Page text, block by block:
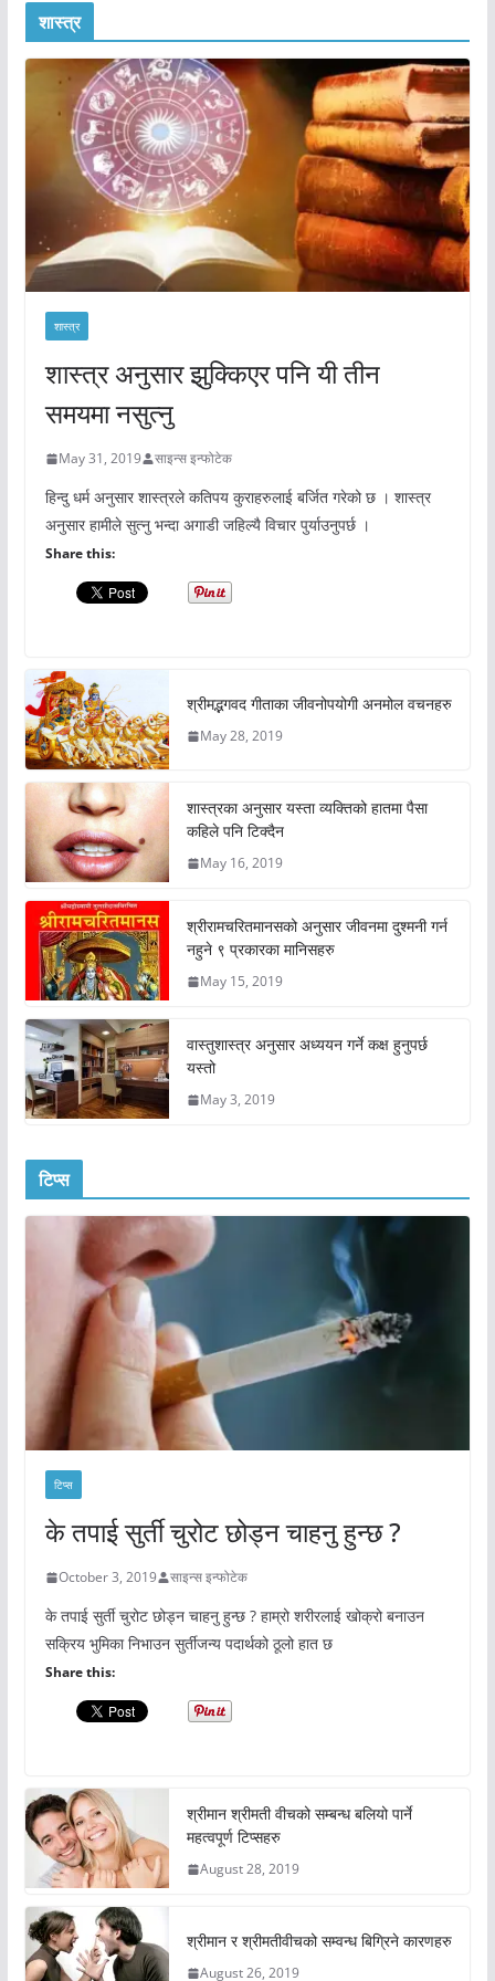
शास्त्र
शास्त्र
शास्त्र अनुसार झुक्किएर पनि यी तीन
समयमा नसुत्नु
May 31, 2019 साइन्स इन्फोटेक
हिन्दु धर्म अनुसार शास्त्रले कतिपय कुराहरुलाई बर्जित गरेको छ । शास्त्र
अनुसार हामीले सुत्नु भन्दा अगाडी जहिल्यै विचार पुर्याउनुपर्छ ।
Share this:
श्रीमद्भगवद गीताका जीवनोपयोगी अनमोल वचनहरु
May 28, 2019
शास्त्रका अनुसार यस्ता व्यक्तिको हातमा पैसा
कहिले पनि टिक्दैन
May 16, 2019
श्रीरामचरितमानसको अनुसार जीवनमा दुश्मनी गर्न
नहुने ९ प्रकारका मानिसहरु
May 15, 2019
वास्तुशास्त्र अनुसार अध्ययन गर्ने कक्ष हुनुपर्छ
यस्तो
May 3, 2019
टिप्स
टिप्स
के तपाई सुर्ती चुरोट छोड्न चाहनु हुन्छ ?
October 3, 2019 साइन्स इन्फोटेक
के तपाई सुर्ती चुरोट छोड्न चाहनु हुन्छ ? हाम्रो शरीरलाई खोक्रो बनाउन
सक्रिय भुमिका निभाउन सुर्तीजन्य पदार्थको ठूलो हात छ
Share this:
श्रीमान श्रीमती वीचको सम्बन्ध बलियो पार्ने
महत्वपूर्ण टिप्सहरु
August 28, 2019
श्रीमान र श्रीमतीवीचको सम्वन्ध बिग्रिने कारणहरु
August 26, 2019